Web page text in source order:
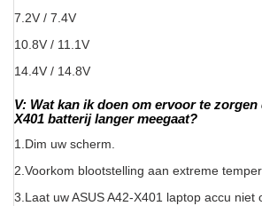
7.2V / 7.4V
10.8V / 11.1V
14.4V / 14.8V
V: Wat kan ik doen om ervoor te zorgen
X401 batterij langer meegaat?
1.Dim uw scherm.
2.Voorkom blootstelling aan extreme
3.Laat uw ASUS A42-X401 laptop accu niet